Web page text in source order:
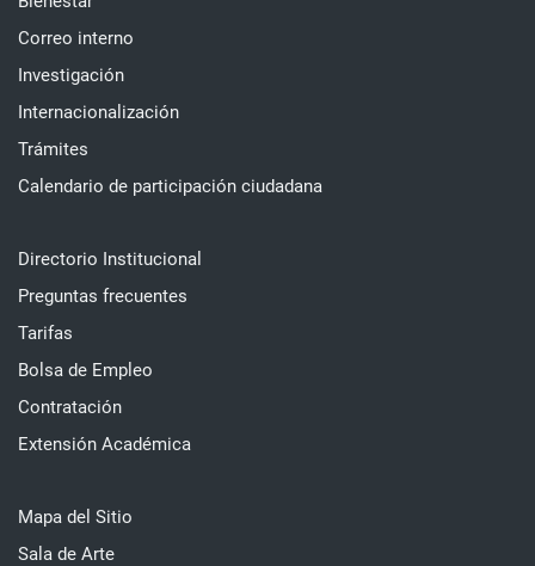
Correo interno
Investigación
Internacionalización
Trámites
Calendario de participación ciudadana
Directorio Institucional
Preguntas frecuentes
Tarifas
Bolsa de Empleo
Contratación
Extensión Académica
Mapa del Sitio
Sala de Arte